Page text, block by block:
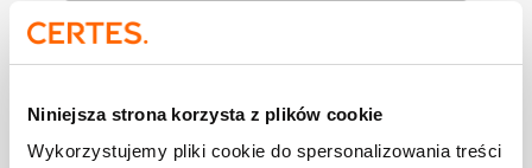
Niniejsza strona korzysta z plików cookie
Wykorzystujemy pliki cookie do spersonalizowania treści